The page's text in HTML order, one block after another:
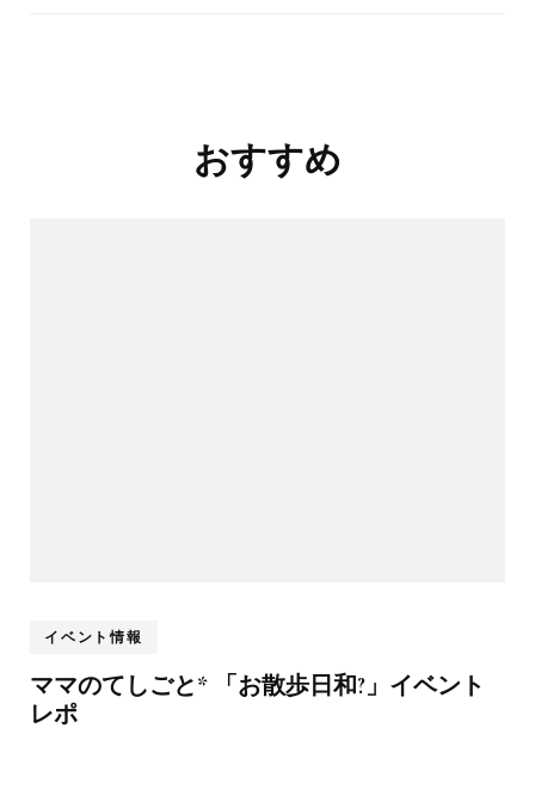
おすすめ
イベント情報
ママのてしごと* 「お散歩日和?」イベント
レポ